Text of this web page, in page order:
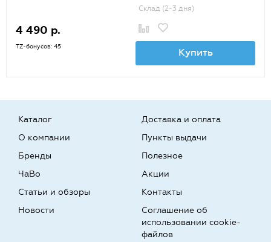
Склад (2-3 дня)
4 490 р.
TZ-бонусов: 45 Купить
Каталог
О компании
Бренды
Доставка и оплата
Пункты выдачи
Полезное
ЧаВо
Статьи и обзоры
Новости
Акции
Контакты
Соглашение об
использовании cookie-
файлов